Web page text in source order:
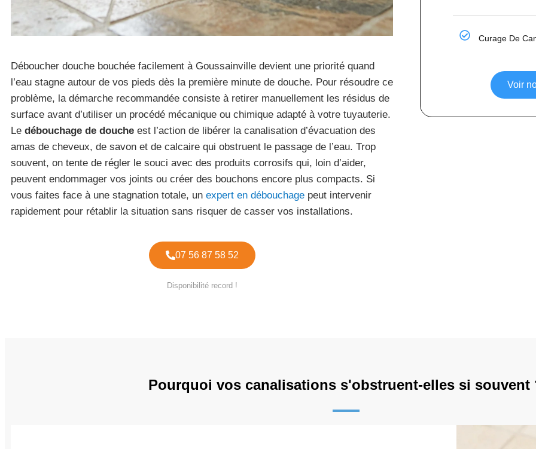
Déboucher douche bouchée facilement à Goussainville devient une priorité quand
l’eau stagne autour de vos pieds dès la première minute de douche. Pour résoudre ce
problème, la démarche recommandée consiste à retirer manuellement les résidus de
surface avant d’utiliser un procédé mécanique ou chimique adapté à votre tuyauterie.
Le débouchage de douche est l’action de libérer la canalisation d’évacuation des
amas de cheveux, de savon et de calcaire qui obstruent le passage de l’eau. Trop
souvent, on tente de régler le souci avec des produits corrosifs qui, loin d’aider,
peuvent endommager vos joints ou créer des bouchons encore plus compacts. Si
vous faites face à une stagnation totale, un expert en débouchage peut intervenir
rapidement pour rétablir la situation sans risquer de casser vos installations.
07 56 87 58 52
Disponibilité record !
Curage De
Voir
Pourquoi vos canalisations s'obstruent-elles si souvent